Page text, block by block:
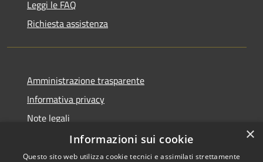
Leggi le FAQ
Richiesta assistenza
Amministrazione trasparente
Informativa privacy
Note legali
Dichiarazione di accessibilità
×
Informazioni sui cookie
Questo sito web utilizza cookie tecnici e assimilati strettamente